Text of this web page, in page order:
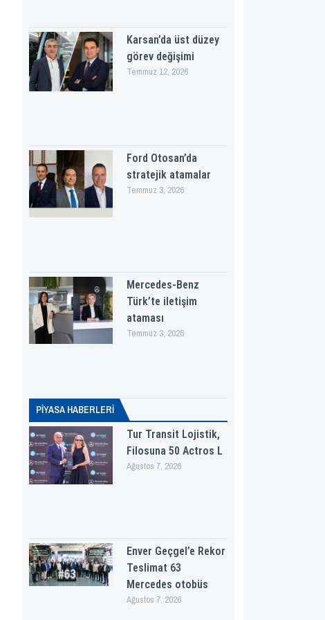
Karsan’da üst düzey
görev değişimi
Temmuz 12, 2026
Ford Otosan’da
stratejik atamalar
Temmuz 3, 2026
Mercedes-Benz
Türk’te iletişim
ataması
Temmuz 3, 2026
PİYASA HABERLERI
Tur Transit Lojistik,
Filosuna 50 Actros L
Ağustos 7, 2026
Enver Geçgel’e Rekor
Teslimat 63
Mercedes otobüs
Ağustos 7, 2026